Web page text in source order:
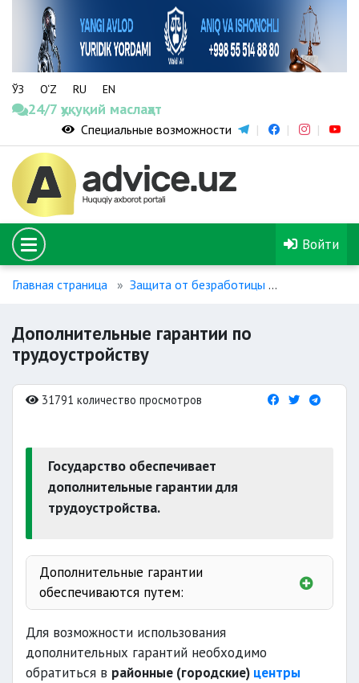
ЎЗ O‘Z RU EN
24/7 ҳуқуқий маслаҳат
Специальные возможности
Войти
Главная страница Защита от безработицы
Дополнительные гарантии по
трудоустройству
31791 количество просмотров
Государство обеспечивает
дополнительные гарантии для
трудоустройства.
Дополнительные гарантии
обеспечиваются путем:
специализированных
предприятий
Для возможности использования
дополнительных гарантий необходимо
обратиться в районные (городские) центры